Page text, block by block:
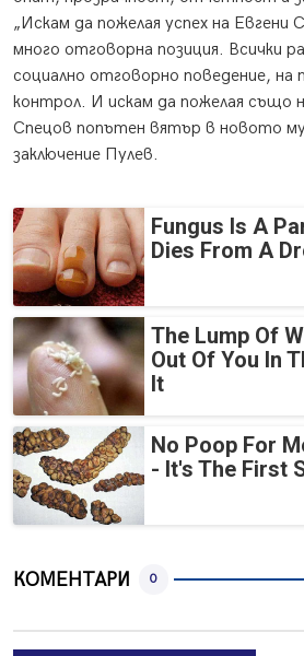
„Искам да пожелая успех на Евгени
много отговорна позиция. Всички
социално отговорно поведение, на
контрол. И искам да пожелая също
Спецов попътен вятър в новото
заключение Пулев.
Fungus Is A
Dies From A
The Lump Of
Out Of You In
It
No Poop For
- It's The First
КОМЕНТАРИ 0